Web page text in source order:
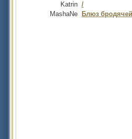
Katrin /
MashaNe
Блюз